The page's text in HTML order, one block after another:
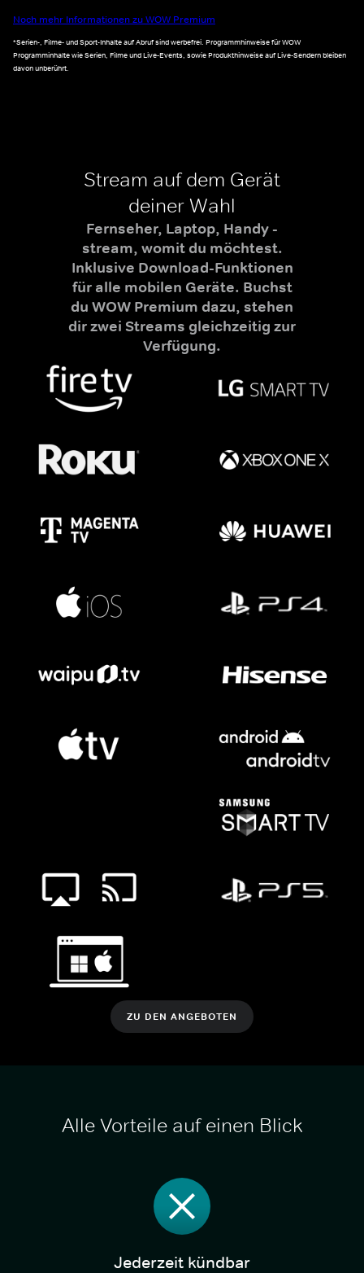
Noch mehr Informationen zu WOW Premium
*Serien-, Filme- und Sport-Inhalte auf Abruf sind werbefrei. Programmhinweise für WOW
Programminhalte wie Serien, Filme und Live-Events, sowie Produkthinweise auf Live-Sendern bleiben
davon unberührt.
Stream auf dem Gerät
deiner Wahl
Fernseher, Laptop, Handy -
stream, womit du möchtest.
Inklusive Download-Funktionen
für alle mobilen Geräte. Buchst
du WOW Premium dazu, stehen
dir zwei Streams gleichzeitig zur
Verfügung.
ZU DEN ANGEBOTEN
Alle Vorteile auf einen Blick
Jederzeit kündbar